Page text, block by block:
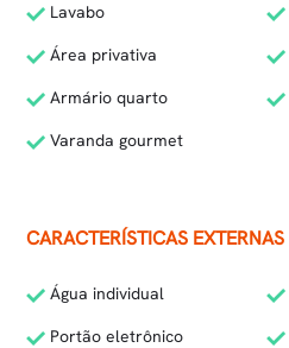
Lavabo
Área privativa
Armário quarto
Varanda gourmet
CARACTERÍSTICAS EXTERNAS
Água individual
Portão eletrônico